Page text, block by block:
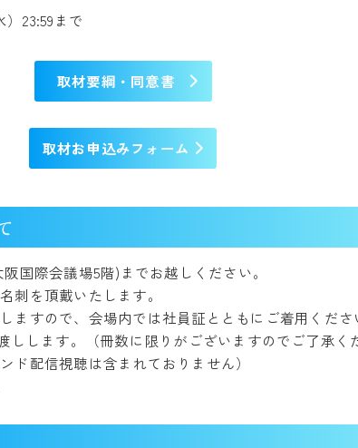
23:59まで
取材要綱・同意書
取材お申込みフォーム
国際会議場5階)までお越しください。
刺を頂戴いたします。
ますので、会場内では社員証とともにご着用くださ
しします。（冊数に限りがございますのでご了承く
ド配信視聴は含まれておりません）